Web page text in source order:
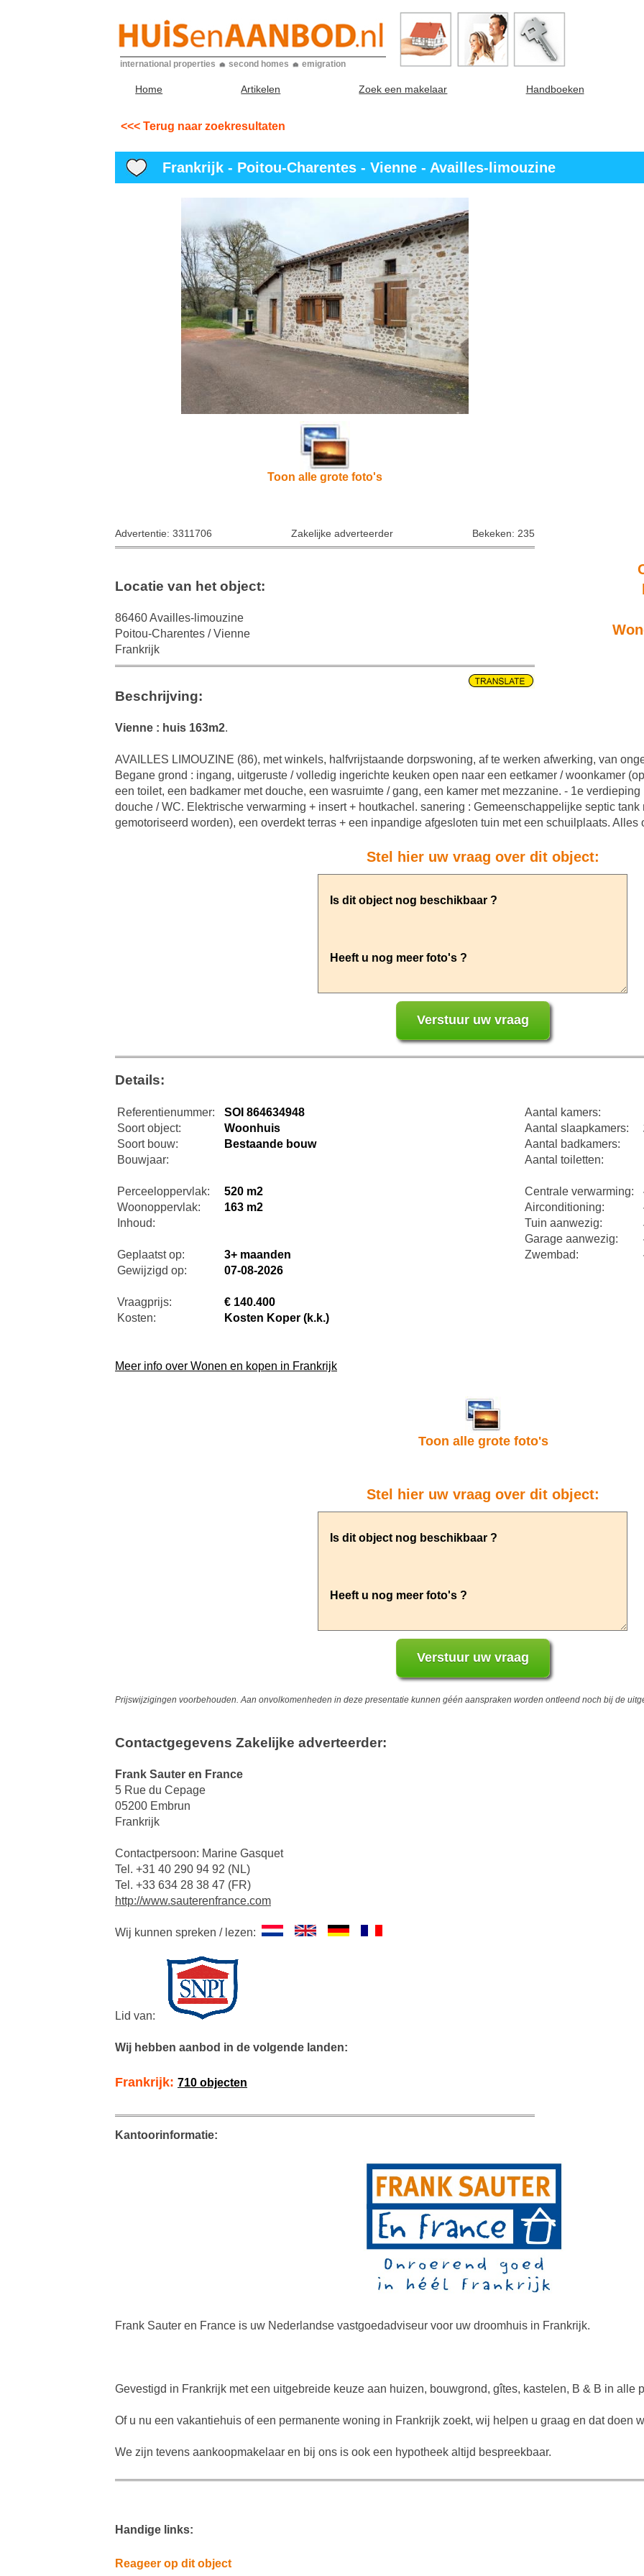
international properties second homes emigration
Home Artikelen Zoek een makelaar Handboeken
<<< Terug naar zoekresultaten
Frankrijk - Poitou-Charentes - Vienne - Availles-limouzine
Toon alle grote foto's
Advertentie: 3311706 Zakelijke adverteerder Bekeken: 235
Locatie van het object:
86460 Availles-limouzine
Poitou-Charentes / Vienne
Frankrijk
Beschrijving:
Vienne : huis 163m2.
AVAILLES LIMOUZINE (86), met winkels, halfvrijstaande dorpswoning, af te werken afwerking, van
Begane grond : ingang, uitgeruste / volledig ingerichte keuken open naar een eetkamer / woonkamer
een toilet, een badkamer met douche, een wasruimte / gang, een kamer met mezzanine. - 1e
douche / WC. Elektrische verwarming + insert + houtkachel. sanering : Gemeenschappelijke septic tank
gemotoriseerd worden), een overdekt terras + een inpandige afgesloten tuin met een schuilplaats. Alles
Stel hier uw vraag over dit object:
Details:
Referentienummer:
SOI 864634948
Soort object:
Woonhuis
Soort bouw:
Bestaande bouw
Bouwjaar:
Perceeloppervlak:
520 m2
Woonoppervlak:
163 m2
Inhoud:
Geplaatst op:
3+ maanden
Gewijzigd op:
07-08-2026
Vraagprijs:
€ 140.400
Kosten:
Kosten Koper (k.k.)
Aantal kamers:
Aantal slaapkamers:
Aantal badkamers:
Aantal toiletten:
Centrale verwarming:
Airconditioning:
Tuin aanwezig:
Garage aanwezig:
Zwembad:
Meer info over Wonen en kopen in Frankrijk
Toon alle grote foto's
Stel hier uw vraag over dit object:
Prijswijzigingen voorbehouden. Aan onvolkomenheden in deze presentatie kunnen géén aanspraken worden ontleend noch bij de
Contactgegevens Zakelijke adverteerder:
Frank Sauter en France
5 Rue du Cepage
05200 Embrun
Frankrijk
Contactpersoon: Marine Gasquet
Tel. +31 40 290 94 92 (NL)
Tel. +33 634 28 38 47 (FR)
http://www.sauterenfrance.com
Wij kunnen spreken / lezen:
Lid van:
Wij hebben aanbod in de volgende landen:
Frankrijk: 710 objecten
Kantoorinformatie:
Frank Sauter en France is uw Nederlandse vastgoedadviseur voor uw droomhuis in Frankrijk.
Gevestigd in Frankrijk met een uitgebreide keuze aan huizen, bouwgrond, gîtes, kastelen, B & B in alle
Of u nu een vakantiehuis of een permanente woning in Frankrijk zoekt, wij helpen u graag en dat doen
We zijn tevens aankoopmakelaar en bij ons is ook een hypotheek altijd bespreekbaar.
Handige links:
Reageer op dit object